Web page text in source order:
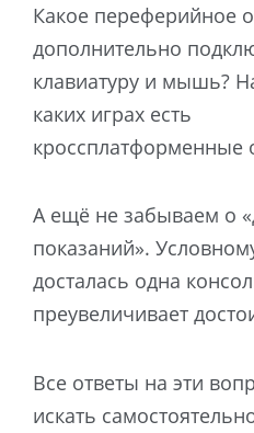
Какое переферийное
дополнительно
клавиатуру и мышь?
каких играх есть
А ещё не забываем о «
показаний».
досталась одна
преувеличивает
Все ответы на эти
искать